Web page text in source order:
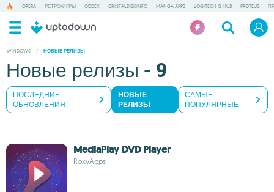
OPERA РЕТРО-ИГРЫ CODEX CRYSTALDISKINFO MANGA APPS LOGITECH G HUB PROTEUS
WINDOWS / НОВЫЕ РЕЛИЗЫ
Новые релизы - 9
ПОСЛЕДНИЕ
ОБНОВЛЕНИЯ
НОВЫЕ
РЕЛИЗЫ
САМЫЕ
ПОПУЛЯРНЫЕ
MediaPlay DVD Player
RoxyApps